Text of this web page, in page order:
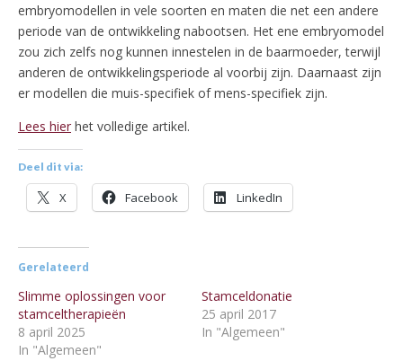
embryomodellen in vele soorten en maten die net een andere
periode van de ontwikkeling nabootsen. Het ene embryomodel
zou zich zelfs nog kunnen innestelen in de baarmoeder, terwijl
anderen de ontwikkelingsperiode al voorbij zijn. Daarnaast zijn
er modellen die muis-specifiek of mens-specifiek zijn.
Lees hier het volledige artikel.
Deel dit via:
X Facebook LinkedIn
Gerelateerd
Slimme oplossingen voor
stamceltherapieën
8 april 2025
In "Algemeen"
Stamceldonatie
25 april 2017
In "Algemeen"